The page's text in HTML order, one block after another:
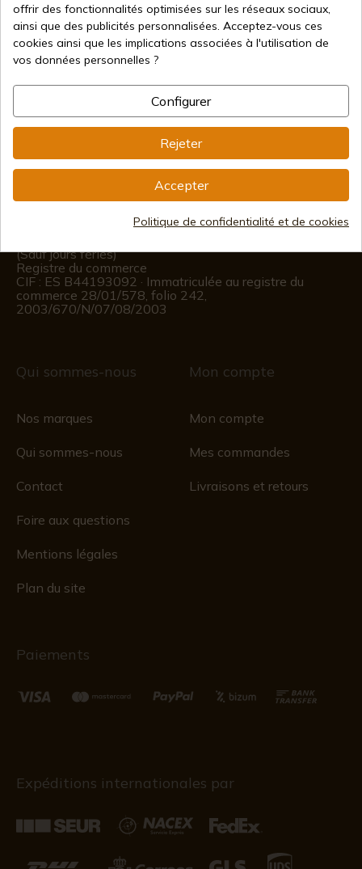
info@aceros-de-hispania.com
(+34)978 877 088
Informations sur le client
(Sauf jours fériés)
Registre du commerce
CIF : ES B44193092 · Immatriculée au registre du
commerce 28/01/578, folio 242,
2003/670/N/07/08/2003
Qui sommes-nous
Nos marques
Qui sommes-nous
Contact
Foire aux questions
Mentions légales
Plan du site
Mon compte
Mon compte
Mes commandes
Livraisons et retours
Paiements
Expéditions internationales par
offrir des fonctionnalités optimisées sur les réseaux sociaux,
ainsi que des publicités personnalisées. Acceptez-vous ces
cookies ainsi que les implications associées à l'utilisation de
vos données personnelles ?
Configurer
Rejeter
Accepter
Politique de confidentialité et de cookies